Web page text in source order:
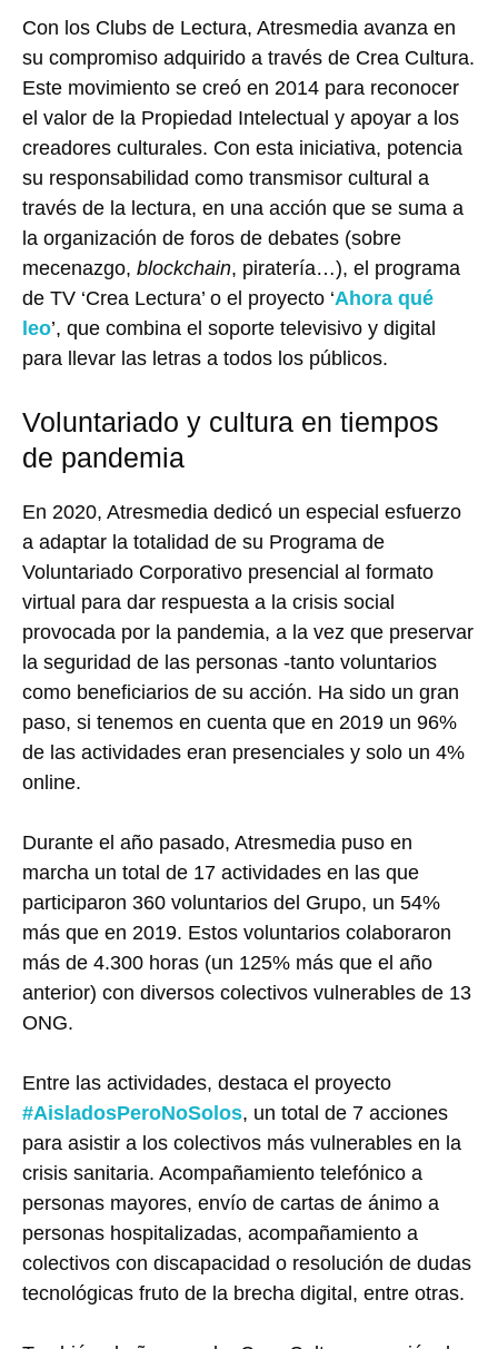
Con los Clubs de Lectura, Atresmedia avanza en
su compromiso adquirido a través de Crea Cultura.
Este movimiento se creó en 2014 para reconocer
el valor de la Propiedad Intelectual y apoyar a los
creadores culturales. Con esta iniciativa, potencia
su responsabilidad como transmisor cultural a
través de la lectura, en una acción que se suma a
la organización de foros de debates (sobre
mecenazgo, blockchain, piratería…), el programa
de TV ‘Crea Lectura’ o el proyecto ‘Ahora qué
leo’, que combina el soporte televisivo y digital
para llevar las letras a todos los públicos.
Voluntariado y cultura en tiempos
de pandemia
En 2020, Atresmedia dedicó un especial esfuerzo
a adaptar la totalidad de su Programa de
Voluntariado Corporativo presencial al formato
virtual para dar respuesta a la crisis social
provocada por la pandemia, a la vez que preservar
la seguridad de las personas -tanto voluntarios
como beneficiarios de su acción. Ha sido un gran
paso, si tenemos en cuenta que en 2019 un 96%
de las actividades eran presenciales y solo un 4%
online.
Durante el año pasado, Atresmedia puso en
marcha un total de 17 actividades en las que
participaron 360 voluntarios del Grupo, un 54%
más que en 2019. Estos voluntarios colaboraron
más de 4.300 horas (un 125% más que el año
anterior) con diversos colectivos vulnerables de 13
ONG.
Entre las actividades, destaca el proyecto
#AisladosPeroNoSolos, un total de 7 acciones
para asistir a los colectivos más vulnerables en la
crisis sanitaria. Acompañamiento telefónico a
personas mayores, envío de cartas de ánimo a
personas hospitalizadas, acompañamiento a
colectivos con discapacidad o resolución de dudas
tecnológicas fruto de la brecha digital, entre otras.